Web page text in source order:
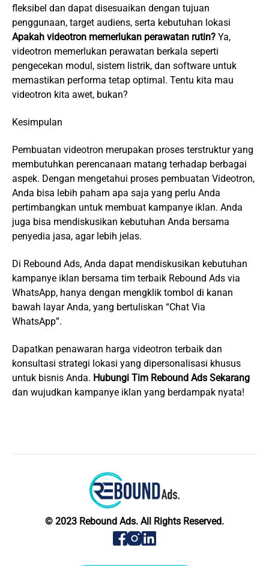
fleksibel dan dapat disesuaikan dengan tujuan
penggunaan, target audiens, serta kebutuhan lokasi
Apakah videotron memerlukan perawatan rutin? Ya,
videotron memerlukan perawatan berkala seperti
pengecekan modul, sistem listrik, dan software untuk
memastikan performa tetap optimal. Tentu kita mau
videotron kita awet, bukan?
Kesimpulan
Pembuatan videotron merupakan proses terstruktur yang
membutuhkan perencanaan matang terhadap berbagai
aspek. Dengan mengetahui proses pembuatan Videotron,
Anda bisa lebih paham apa saja yang perlu Anda
pertimbangkan untuk membuat kampanye iklan. Anda
juga bisa mendiskusikan kebutuhan Anda bersama
penyedia jasa, agar lebih jelas.
Di Rebound Ads, Anda dapat mendiskusikan kebutuhan
kampanye iklan bersama tim terbaik Rebound Ads via
WhatsApp, hanya dengan mengklik tombol di kanan
bawah layar Anda, yang bertuliskan “Chat Via
WhatsApp”.
Dapatkan penawaran harga videotron terbaik dan
konsultasi strategi lokasi yang dipersonalisasi khusus
untuk bisnis Anda. Hubungi Tim Rebound Ads Sekarang
dan wujudkan kampanye iklan yang berdampak nyata!
© 2023 Rebound Ads. All Rights Reserved.